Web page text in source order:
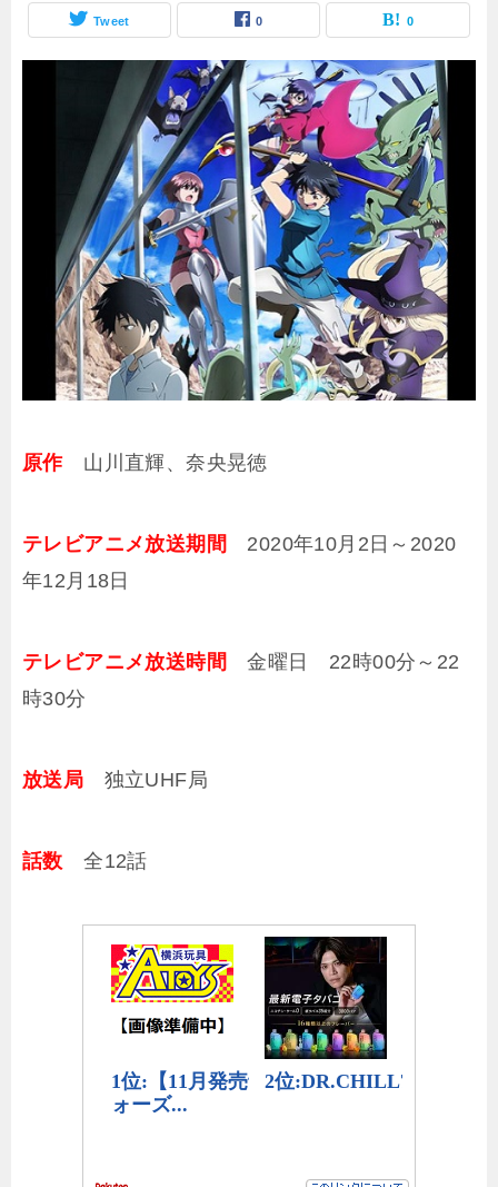
Tweet 0 0
原作山川直輝、奈央晃徳
テレビアニメ放送期間 2020年10月2日～2020
年12月18日
テレビアニメ放送時間 金曜日 22時00分～22
時30分
放送局 独立UHF局
話数 全12話